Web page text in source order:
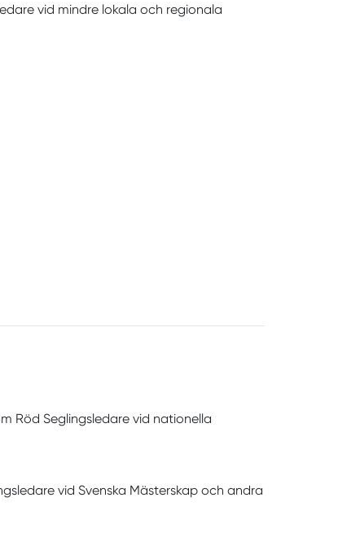
vid mindre lokala och regionala
Röd Seglingsledare vid nationella
vid Svenska Mästerskap och andra